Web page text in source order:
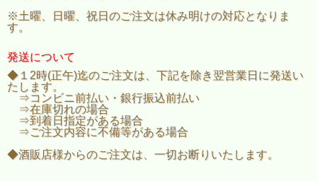
※土曜、日曜、祝日のご注文は休み明けの対応となりま
す。
発送について
◆１2時(正午)迄のご注文は、下記を除き翌営業日に発送い
たします。
⇒コンビニ前払い・銀行振込前払い
⇒在庫切れの場合
⇒到着日指定がある場合
⇒ご注文内容に不備等がある場合
◆酒販店様からのご注文は、一切お断りいたします。